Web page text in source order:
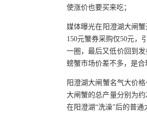
使涨价也要买来吃；
媒体曝光在阳澄湖大闸
150元蟹券采购仅50元，
一圈，最后又低价回到
螃蟹市场价差不多，是合
阳澄湖大闸蟹名气大价
大闸蟹的总产量分别为约
在阳澄湖“洗澡”后的普